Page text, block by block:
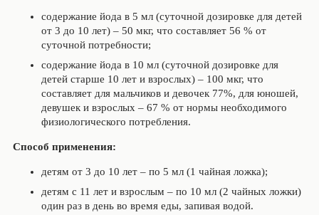
содержание йода в 5 мл (суточной дозировке для детей
от 3 до 10 лет) – 50 мкг, что составляет 56 % от
суточной потребности;
содержание йода в 10 мл (суточной дозировке для
детей старше 10 лет и взрослых) – 100 мкг, что
составляет для мальчиков и девочек 77%, для юношей,
девушек и взрослых – 67 % от нормы необходимого
физиологического потребления.
Способ применения:
детям от 3 до 10 лет – по 5 мл (1 чайная ложка);
детям с 11 лет и взрослым – по 10 мл (2 чайных ложки)
один раз в день во время еды, запивая водой.